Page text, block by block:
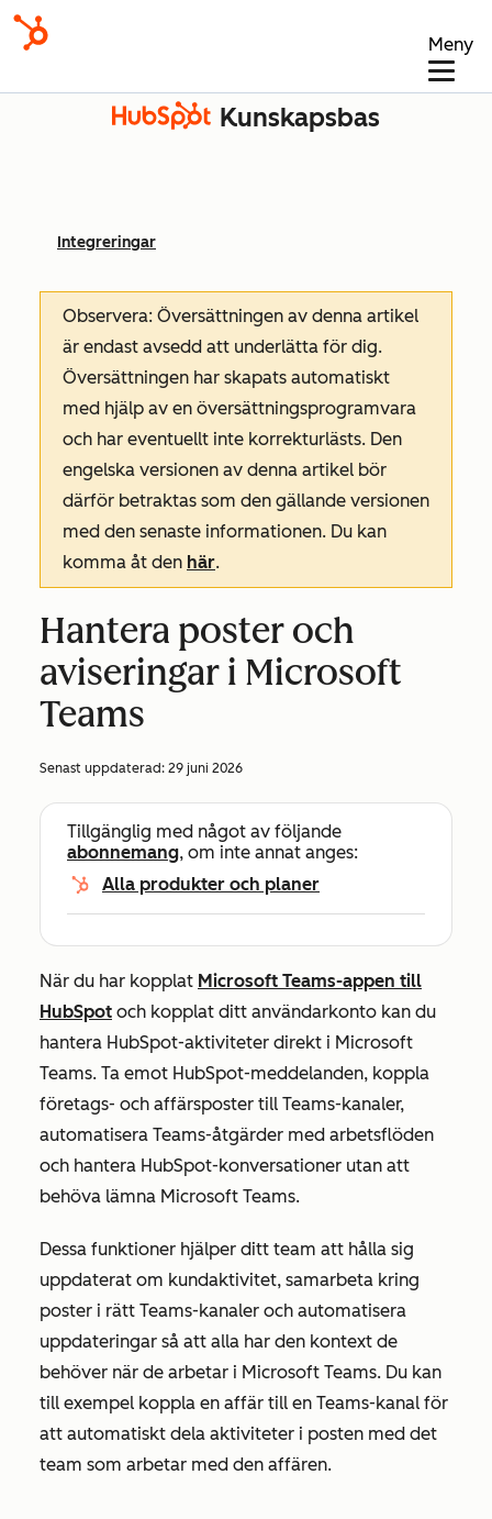
Meny
Kunskapsbas
Integreringar
Observera: Översättningen av denna artikel
är endast avsedd att underlätta för dig.
Översättningen har skapats automatiskt
med hjälp av en översättningsprogramvara
och har eventuellt inte korrekturlästs. Den
engelska versionen av denna artikel bör
därför betraktas som den gällande versionen
med den senaste informationen. Du kan
komma åt den här.
Hantera poster och
aviseringar i Microsoft
Teams
Senast uppdaterad: 29 juni 2026
Tillgänglig med något av följande
abonnemang, om inte annat anges:
Alla produkter och planer
När du har kopplat Microsoft Teams-appen till
HubSpot och kopplat ditt användarkonto kan du
hantera HubSpot-aktiviteter direkt i Microsoft
Teams. Ta emot HubSpot-meddelanden, koppla
företags- och affärsposter till Teams-kanaler,
automatisera Teams-åtgärder med arbetsflöden
och hantera HubSpot-konversationer utan att
behöva lämna Microsoft Teams.
Dessa funktioner hjälper ditt team att hålla sig
uppdaterat om kundaktivitet, samarbeta kring
poster i rätt Teams-kanaler och automatisera
uppdateringar så att alla har den kontext de
behöver när de arbetar i Microsoft Teams. Du kan
till exempel koppla en affär till en Teams-kanal för
att automatiskt dela aktiviteter i posten med det
team som arbetar med den affären.